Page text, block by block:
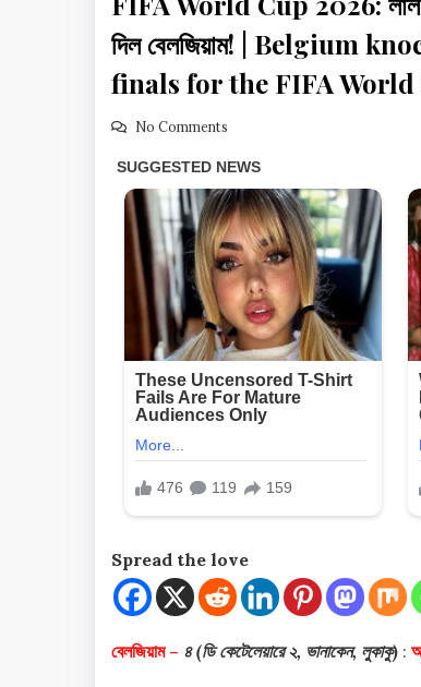
দিল বেলজিয়াম! | Belgium
finals for the FIFA World
No Comments
Spread the love
বেলজিয়াম – ৪ (ডি কেটেলেয়ারে ২, ভানাকেন, লুকাকু) :